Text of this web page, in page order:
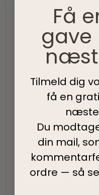
Vi værner
95% af alle ordrer
5-
Vi har topscore
Trustpilot - Vi
Vi tilbyder fair
Få
gave
Tilmeld dig
få en
næste
Du
din mail,
ordre — så